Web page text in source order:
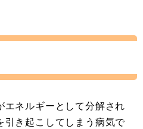
ネルギーとして分解され
引き起こしてしまう病気で